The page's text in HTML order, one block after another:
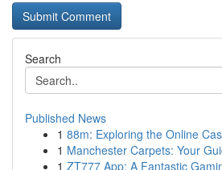
Search
Published News
1 88m: Exploring the Online
1 Manchester Carpets: Your
1 ZT777 App: A Fantastic